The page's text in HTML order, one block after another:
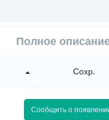
Полное
Сохр.
Сообщить о